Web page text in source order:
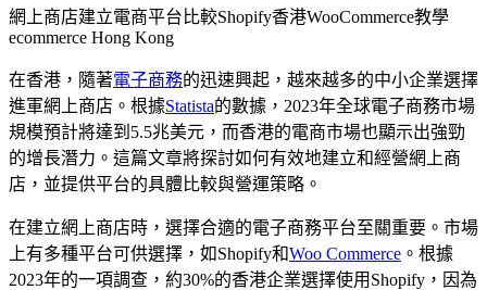
網上商店建立電商平台比較Shopify香港WooCommerce教學
ecommerce Hong Kong
在香港，隨著電子商務的迅速興起，越來越多的中小企業選擇
進軍網上商店。根據Statista的數據，2023年全球電子商務市場
規模預計將達到5.5兆美元，而香港的電商市場也顯示出強勁
的增長潛力。這篇文章將探討如何有效地建立和經營網上商
店，並提供平台的具體比較與營運策略。
在建立網上商店時，選擇合適的電子商務平台至關重要。市場
上有多種平台可供選擇，如Shopify和Woo Commerce 。根據
2023年的一項調查，約30%的香港企業選擇使用Shopify，因為